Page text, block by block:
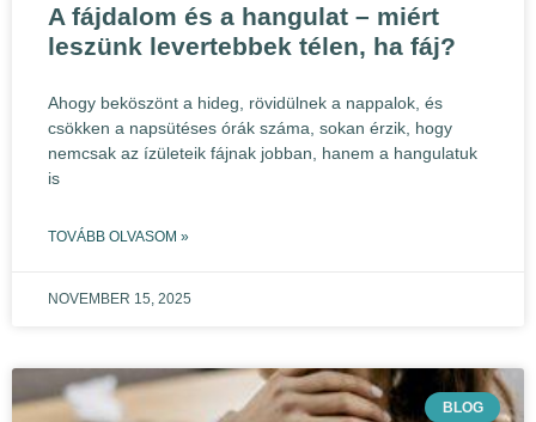
A fájdalom és a hangulat – miért
leszünk levertebbek télen, ha fáj?
Ahogy beköszönt a hideg, rövidülnek a nappalok, és
csökken a napsütéses órák száma, sokan érzik, hogy
nemcsak az ízületeik fájnak jobban, hanem a hangulatuk
is
TOVÁBB OLVASOM »
NOVEMBER 15, 2025
BLOG